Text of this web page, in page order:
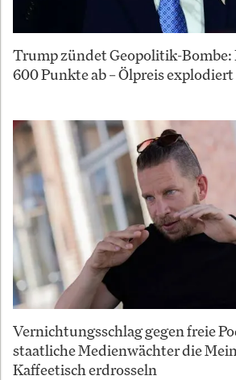
Trump zündet Geopolitik-
600 Punkte ab – Ölpreis explodiert
Vernichtungsschlag gegen freie
staatliche Medienwächter die
Kaffeetisch erdrosseln